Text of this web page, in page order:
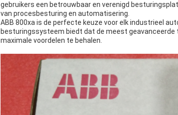
gebruikers een betrouwbaar en verenigd
van procesbesturing en automatisering.
ABB 800xa is de perfecte keuze voor elk industrieel
besturingssysteem biedt dat de meest
maximale voordelen te behalen.